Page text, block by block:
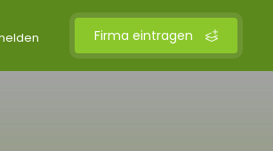
Firma eintragen